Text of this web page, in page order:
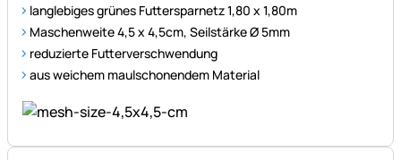
langlebiges grünes Futtersparnetz 1,80 x 1,80m
Maschenweite 4,5 x 4,5cm, Seilstärke Ø 5mm
reduzierte Futterverschwendung
aus weichem maulschonendem Material